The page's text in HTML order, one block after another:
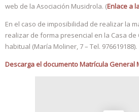
web de la Asociación Musidrola. (Enlace a
En el caso de imposibilidad de realizar la
realizar de forma presencial en la Casa
habitual (María Moliner, 7 – Tel. 976619188).
Descarga el documento Matrícula General